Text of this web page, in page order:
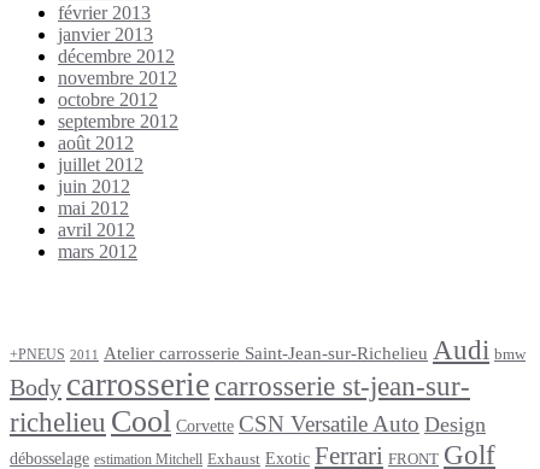
février 2013
janvier 2013
décembre 2012
novembre 2012
octobre 2012
septembre 2012
août 2012
juillet 2012
juin 2012
mai 2012
avril 2012
mars 2012
+PNEUS 2011 Atelier carrosserie Saint-Jean-sur-Richelieu Audi bmw
Body carrosserie carrosserie st-jean-sur-
richelieu Cool Corvette CSN Versatile Auto Design
débosselage estimation Mitchell Exhaust Exotic Ferrari FRONT Golf